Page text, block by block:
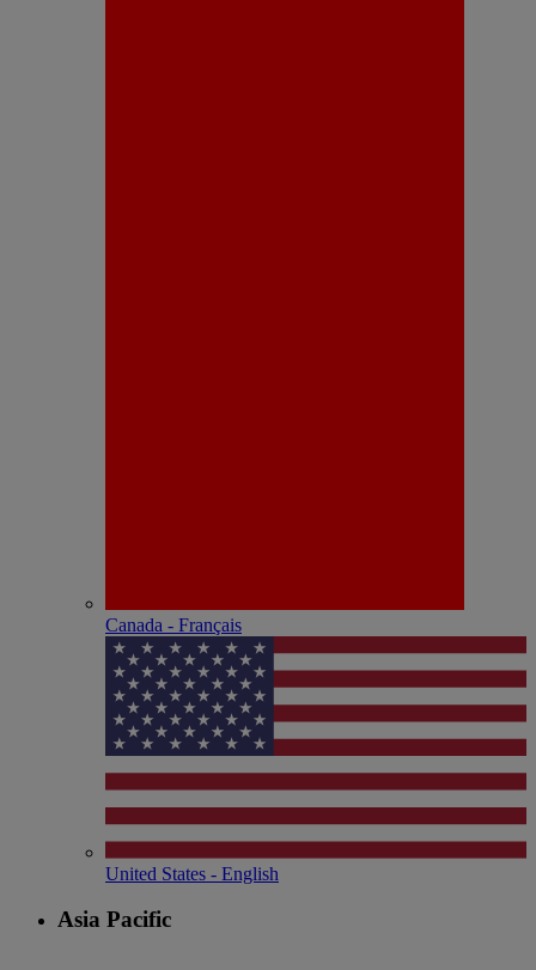
Canada - Français
United States - English
Asia Pacific